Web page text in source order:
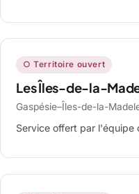
○ Territoire ouvert
Les Îles-de-la-
Gaspésie–Îles-de-la-
Service offert par